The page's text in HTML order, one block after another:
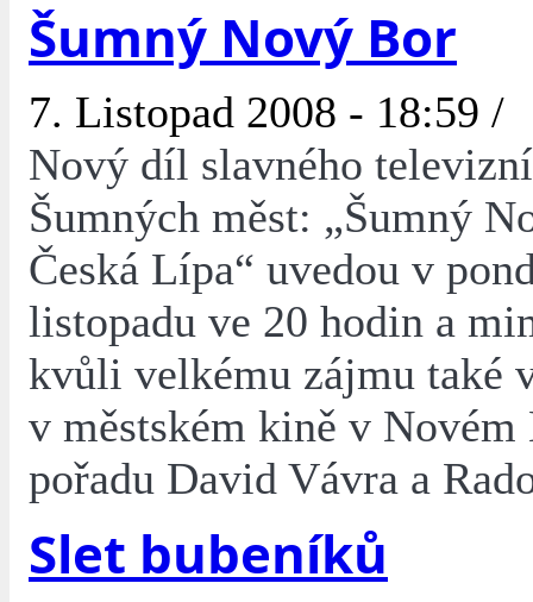
Šumný Nový Bor
7. Listopad 2008 - 18:59 /
Nový díl slavného
Šumných měst: „Šumný
Česká Lípa“ uvedou v
listopadu ve 20 hodin a
kvůli velkému zájmu také
v městském kině v
pořadu David Vávra a
Slet bubeníků